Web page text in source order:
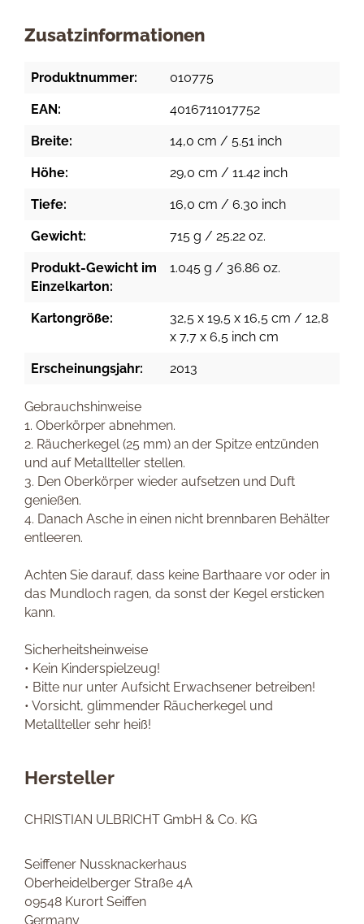
Zusatzinformationen
Produktnummer: 010775
EAN: 4016711017752
Breite: 14,0 cm / 5.51 inch
Höhe: 29,0 cm / 11.42 inch
Tiefe: 16,0 cm / 6.30 inch
Gewicht: 715 g / 25.22 oz.
Produkt-Gewicht im
Einzelkarton:
1.045 g / 36.86 oz.
Kartongröße:
32,5 x 19,5 x 16,5 cm / 12,8
x 7,7 x 6,5 inch cm
Erscheinungsjahr: 2013
Gebrauchshinweise
1. Oberkörper abnehmen.
2. Räucherkegel (25 mm) an der Spitze entzünden
und auf Metallteller stellen.
3. Den Oberkörper wieder aufsetzen und Duft
genießen.
4. Danach Asche in einen nicht brennbaren Behälter
entleeren.
Achten Sie darauf, dass keine Barthaare vor oder in
das Mundloch ragen, da sonst der Kegel ersticken
kann.
Sicherheitsheinweise
• Kein Kinderspielzeug!
• Bitte nur unter Aufsicht Erwachsener betreiben!
• Vorsicht, glimmender Räucherkegel und
Metallteller sehr heiß!
Hersteller
CHRISTIAN ULBRICHT GmbH & Co. KG
Seiffener Nussknackerhaus
Oberheidelberger Straße 4A
09548 Kurort Seiffen
Germany